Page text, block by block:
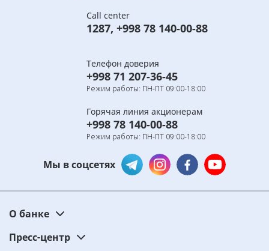
Call center
1287, +998 78 140-00-88
Телефон доверия
+998 71 207-36-45
Режим работы: ПН-ПТ 09:00-18:00
Горячая линия акционерам
+998 78 140-00-88
Режим работы: ПН-ПТ 09:00-18:00
Мы в соцсетях
О банке
Пресс-центр